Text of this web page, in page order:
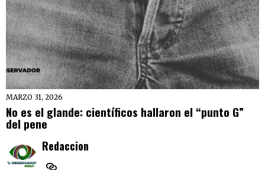
MARZO 31, 2026
No es el glande: científicos hallaron el “punto G”
del pene
Redaccion